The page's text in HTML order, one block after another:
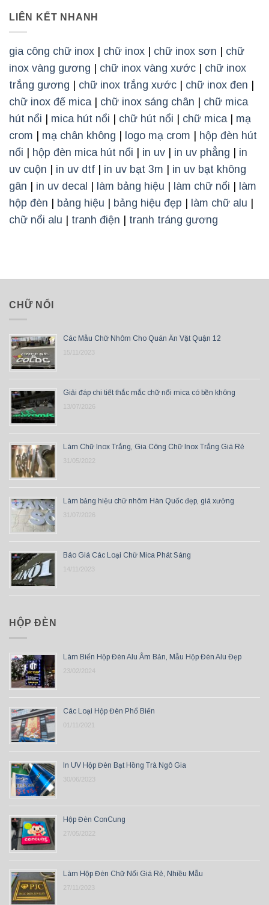
LIÊN KẾT NHANH
gia công chữ inox | chữ inox | chữ inox sơn | chữ
inox vàng gương | chữ inox vàng xước | chữ inox
trắng gương | chữ inox trắng xước | chữ inox đen |
chữ inox đế mica | chữ inox sáng chân | chữ mica
hút nổi | mica hút nổi | chữ hút nổi | chữ mica | mạ
crom | mạ chân không | logo mạ crom | hộp đèn hút
nổi | hộp đèn mica hút nổi | in uv | in uv phẳng | in
uv cuộn | in uv dtf | in uv bạt 3m | in uv bạt không
gân | in uv decal | làm bảng hiệu | làm chữ nổi | làm
hộp đèn | bảng hiệu | bảng hiệu đẹp | làm chữ alu |
chữ nổi alu | tranh điện | tranh tráng gương
CHỮ NỔI
Các Mẫu Chữ Nhôm Cho Quán Ăn Vặt Quận 12
15/11/2023
Giải đáp chi tiết thắc mắc chữ nổi mica có bền không
13/07/2026
Làm Chữ Inox Trắng, Gia Công Chữ Inox Trắng Giá Rẻ
31/05/2022
Làm bảng hiệu chữ nhôm Hàn Quốc đẹp, giá xưởng
31/07/2026
Báo Giá Các Loại Chữ Mica Phát Sáng
14/11/2023
HỘP ĐÈN
Làm Biển Hộp Đèn Alu Âm Bản, Mẫu Hộp Đèn Alu Đẹp
23/02/2024
Các Loại Hộp Đèn Phổ Biến
01/11/2021
In UV Hộp Đèn Bạt Hồng Trà Ngô Gia
30/06/2023
Hộp Đèn ConCung
27/05/2022
Làm Hộp Đèn Chữ Nổi Giá Rẻ, Nhiều Mẫu
27/11/2023